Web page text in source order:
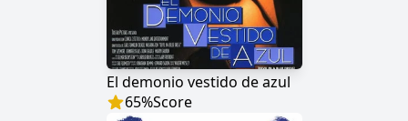
El demonio vestido de azul
65%Score